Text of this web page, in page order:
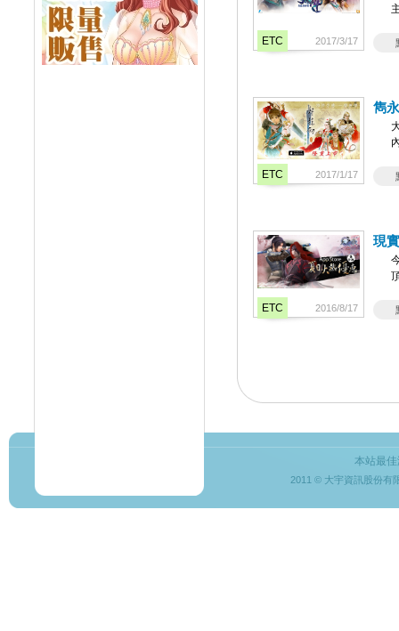
ETC 2017/3/17
ETC 2017/1/17
雋
ETC 2016/8/17
現
本站最
2011 © 大宇資訊股份有